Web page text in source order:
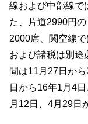
線および中部線で
た、片道2990円
2000席、関空線
および諸税は別途
間は11月27日か
日から16年1月4
月12日、4月29日